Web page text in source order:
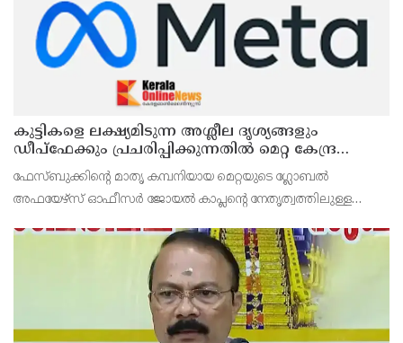
കുട്ടികളെ ലക്ഷ്യമിടുന്ന അശ്ലീല ദൃശ്യങ്ങളും
ഡീപ്ഫേക്കും പ്രചരിപ്പിക്കുന്നതില്‍ മെറ്റ കേന്ദ്രത്തോട്
മാപ്പ് പറഞ്ഞു
ഫേസ്ബുക്കിന്റെ മാതൃ കമ്പനിയായ മെറ്റയുടെ ഗ്ലോബല്‍
അഫയേഴ്‌സ് ഓഫീസര്‍ ജോയല്‍ കാപ്ലന്റെ നേതൃത്വത്തിലുള്ള
കൂടിക്കാഴ്ചയില്‍ ശക്തമായ മുന്നറിയിപ്പാണ് നല്‍കിയ